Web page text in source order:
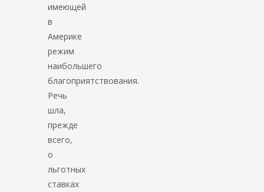
имеющей
в
Америке
режим
наибольшего
благоприятствования.
Речь
шла,
прежде
всего,
о
льготных
ставках